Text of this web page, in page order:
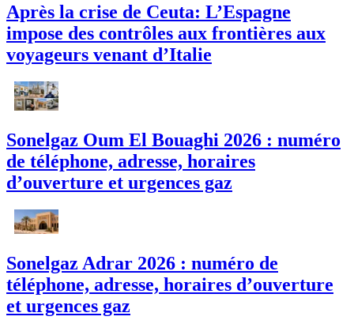
Après la crise de Ceuta: L’Espagne
impose des contrôles aux frontières aux
voyageurs venant d’Italie
Sonelgaz Oum El Bouaghi 2026 : numéro
de téléphone, adresse, horaires
d’ouverture et urgences gaz
Sonelgaz Adrar 2026 : numéro de
téléphone, adresse, horaires d’ouverture
et urgences gaz